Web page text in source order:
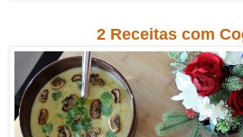
2 Receitas com